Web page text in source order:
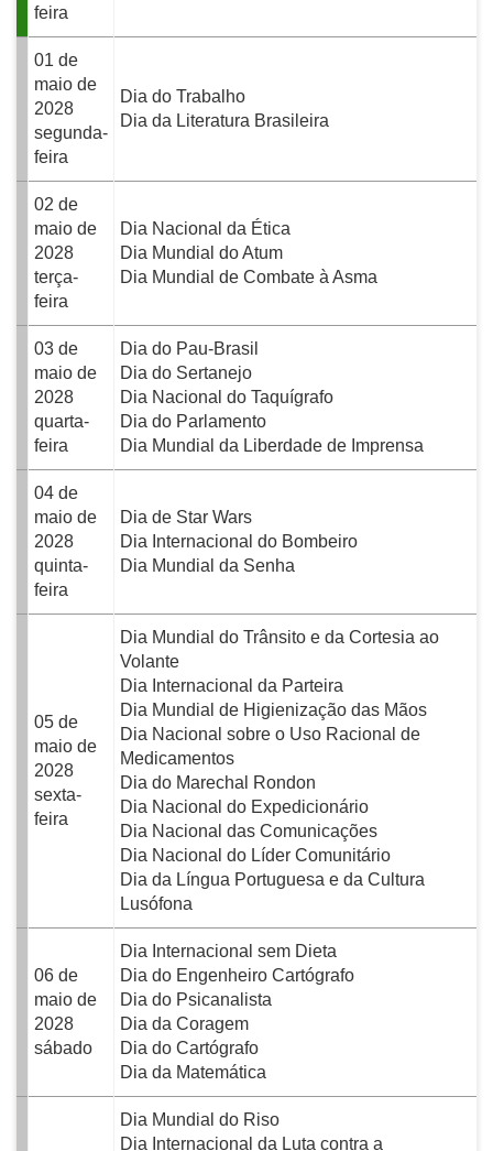
feira
01 de
maio de
2028
segunda-
feira
Dia do Trabalho
Dia da Literatura Brasileira
02 de
maio de
2028
terça-
feira
Dia Nacional da Ética
Dia Mundial do Atum
Dia Mundial de Combate à Asma
03 de
maio de
2028
quarta-
feira
Dia do Pau-Brasil
Dia do Sertanejo
Dia Nacional do Taquígrafo
Dia do Parlamento
Dia Mundial da Liberdade de Imprensa
04 de
maio de
2028
quinta-
feira
Dia de Star Wars
Dia Internacional do Bombeiro
Dia Mundial da Senha
05 de
maio de
2028
sexta-
feira
Dia Mundial do Trânsito e da Cortesia ao
Volante
Dia Internacional da Parteira
Dia Mundial de Higienização das Mãos
Dia Nacional sobre o Uso Racional de
Medicamentos
Dia do Marechal Rondon
Dia Nacional do Expedicionário
Dia Nacional das Comunicações
Dia Nacional do Líder Comunitário
Dia da Língua Portuguesa e da Cultura
Lusófona
06 de
maio de
2028
sábado
Dia Internacional sem Dieta
Dia do Engenheiro Cartógrafo
Dia do Psicanalista
Dia da Coragem
Dia do Cartógrafo
Dia da Matemática
Dia Mundial do Riso
Dia Internacional da Luta contra a